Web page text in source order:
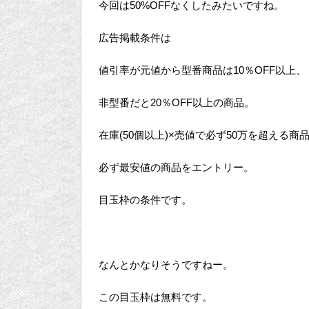
今回は50%OFFなくしたみたいですね。
広告掲載条件は
値引率が元値から型番商品は10％OFF以上、
非型番だと20％OFF以上の商品。
在庫(50個以上)×売値で必ず50万を超える商
必ず最安値の商品をエントリー。
目玉枠の条件です。
なんとかなりそうですねー。
この目玉枠は無料です。